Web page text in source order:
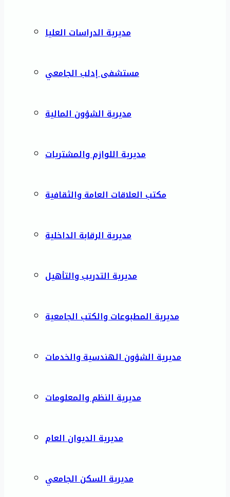
مديرية الدراسات العليا
مستشفى إدلب الجامعي
مديرية الشؤون المالية
مديرية اللوازم والمشتريات
مكتب العلاقات العامة والثقافية
مديرية الرقابة الداخلية
مديرية التدريب والتأهيل
مديرية المطبوعات والكتب الجامعية
مديرية الشؤون الهندسية والخدمات
مديرية النظم والمعلومات
مديرية الديوان العام
مديرية السكن الجامعي